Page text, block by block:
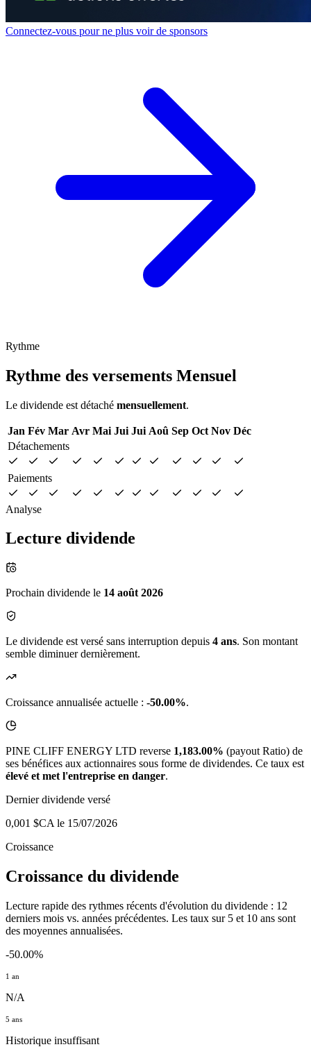
Connectez-vous pour ne plus voir de sponsors
Rythme
Rythme des versements Mensuel
Le dividende est détaché mensuellement.
Jan Fév Mar Avr Mai Jui Jui Aoû Sep Oct Nov Déc
Détachements
Paiements
Analyse
Lecture dividende
Prochain dividende le 14 août 2026
Le dividende est versé sans interruption depuis 4 ans. Son montant
semble diminuer dernièrement.
Croissance annualisée actuelle : -50.00%.
PINE CLIFF ENERGY LTD reverse 1,183.00% (payout Ratio) de
ses bénéfices aux actionnaires sous forme de dividendes. Ce taux est
élevé et met l'entreprise en danger.
Dernier dividende versé
0,001 $CA le 15/07/2026
Croissance
Croissance du dividende
Lecture rapide des rythmes récents d'évolution du dividende : 12
derniers mois vs. années précédentes. Les taux sur 5 et 10 ans sont
des moyennes annualisées.
-50.00%
1 an
N/A
5 ans
Historique insuffisant